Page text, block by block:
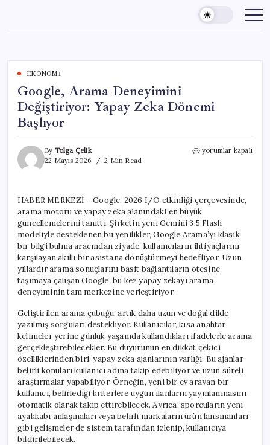
content
EKONOMI
Google, Arama Deneyimini
Değiştiriyor: Yapay Zeka Dönemi
Başlıyor
By Tolga Çelik
22 Mayıs 2026
2 Min Read
Google,
Zeka
Dönemi
Başlıyor
için
yorumlar kapalı
HABER MERKEZİ – Google, 2026 I/O etkinliği çerçevesinde,
arama motoru ve yapay zeka alanındaki en büyük
güncellemelerini tanıttı. Şirketin yeni Gemini 3.5 Flash
modeliyle desteklenen bu yenilikler, Google Arama’yı klasik
bir bilgi bulma aracından ziyade, kullanıcıların ihtiyaçlarını
karşılayan akıllı bir asistana dönüştürmeyi hedefliyor. Uzun
yıllardır arama sonuçlarını basit bağlantıların ötesine
taşımaya çalışan Google, bu kez yapay zekayı arama
deneyiminin tam merkezine yerleştiriyor.
Geliştirilen arama çubuğu, artık daha uzun ve doğal dilde
yazılmış sorguları destekliyor. Kullanıcılar, kısa anahtar
kelimeler yerine günlük yaşamda kullandıkları ifadelerle arama
gerçekleştirebilecekler. Bu duyurunun en dikkat çekici
özelliklerinden biri, yapay zeka ajanlarının varlığı. Bu ajanlar
belirli konuları kullanıcı adına takip edebiliyor ve uzun süreli
araştırmalar yapabiliyor. Örneğin, yeni bir ev arayan bir
kullanıcı, belirlediği kriterlere uygun ilanların yayınlanmasını
otomatik olarak takip ettirebilecek. Ayrıca, sporcuların yeni
ayakkabı anlaşmaları veya belirli markaların ürün lansmanları
gibi gelişmeler de sistem tarafından izlenip, kullanıcıya
bildirilebilecek.